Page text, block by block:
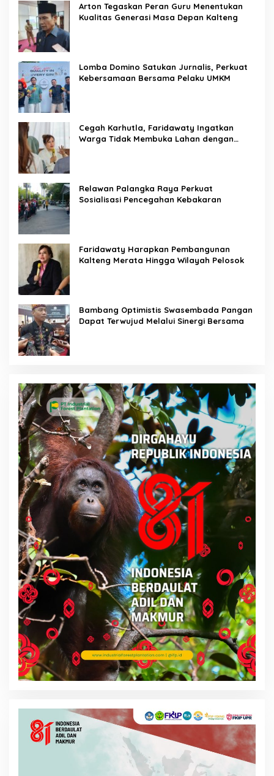
Arton Tegaskan Peran Guru Menentukan
Kualitas Generasi Masa Depan Kalteng
Lomba Domino Satukan Jurnalis, Perkuat
Kebersamaan Bersama Pelaku UMKM
Cegah Karhutla, Faridawaty Ingatkan
Warga Tidak Membuka Lahan dengan
Relawan Palangka Raya Perkuat
Sosialisasi Pencegahan Kebakaran
Faridawaty Harapkan Pembangunan
Kalteng Merata Hingga Wilayah Pelosok
Bambang Optimistis Swasembada Pangan
Dapat Terwujud Melalui Sinergi Bersama